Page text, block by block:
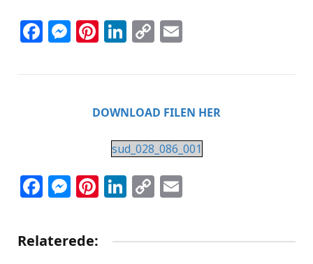
Facebook
Messenger
Pinterest
LinkedIn
Copy
DOWNLOAD FILEN HER
sud_028_086_001
Facebook
Messenger
Pinterest
LinkedIn
Copy
Relaterede: